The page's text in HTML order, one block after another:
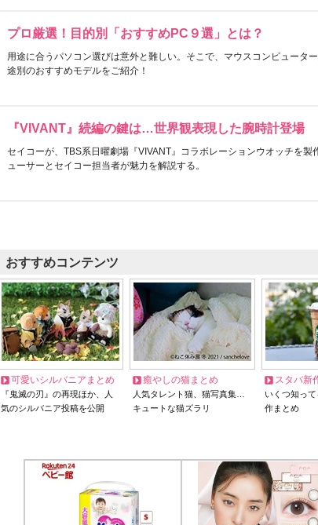
プロ厳選！目的別「おすすめPC９選」とは？
用途に合うパソコン選びは意外と難しい。そこで、マウスコンピュータ
途別のおすすめモデルをご紹介！
『VIVANT』続編の鍵は…世界観表現した腕時計登場
セイコーが、TBS系日曜劇場『VIVANT』コラボレーションウオッチを製
ューサーとセイコー担当者が魅力を解説する。
おすすめコンテンツ
可愛いシルバニアまとめ
『鬼滅の刃』の再現ほか、人
気のシルバニア投稿を公開
癒やしの猫まとめ
人気タレント猫、猫写真集…
キュートな猫ズラリ
スタバ新
いくつ知っ
作まとめ